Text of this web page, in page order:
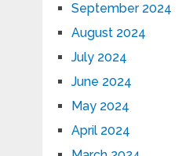
September 2024
August 2024
July 2024
June 2024
May 2024
April 2024